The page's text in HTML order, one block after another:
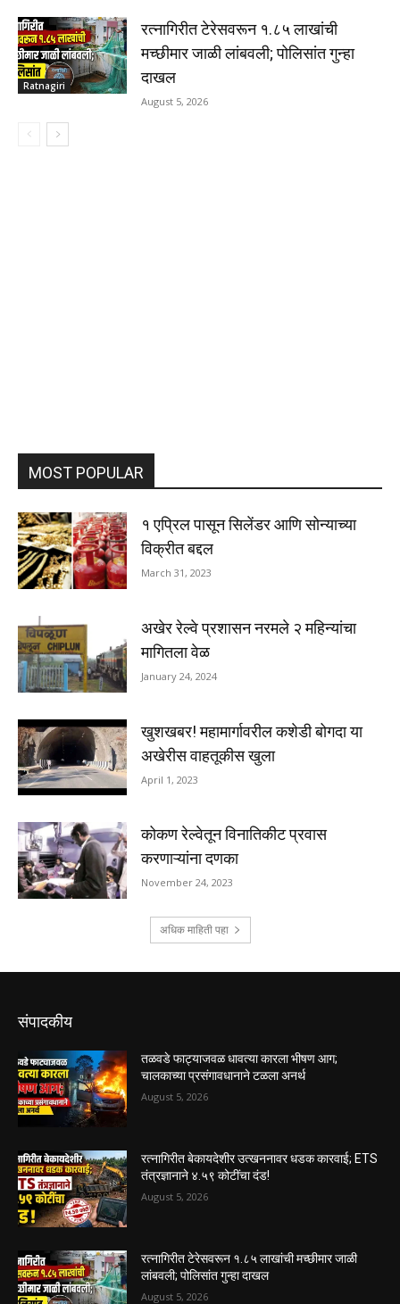
संपादकीय
तळवडे फाट्याजवळ धावत्या कारला भीषण आग;
चालकाच्या प्रसंगावधानाने टळला अनर्थ
August 5, 2026
रत्नागिरीत बेकायदेशीर उत्खननावर धडक कारवाई; ETS
तंत्रज्ञानाने ४.५९ कोटींचा दंड!
August 5, 2026
रत्नागिरीत टेरेसवरून १.८५ लाखांची मच्छीमार जाळी
लांबवली; पोलिसांत गुन्हा दाखल
August 5, 2026